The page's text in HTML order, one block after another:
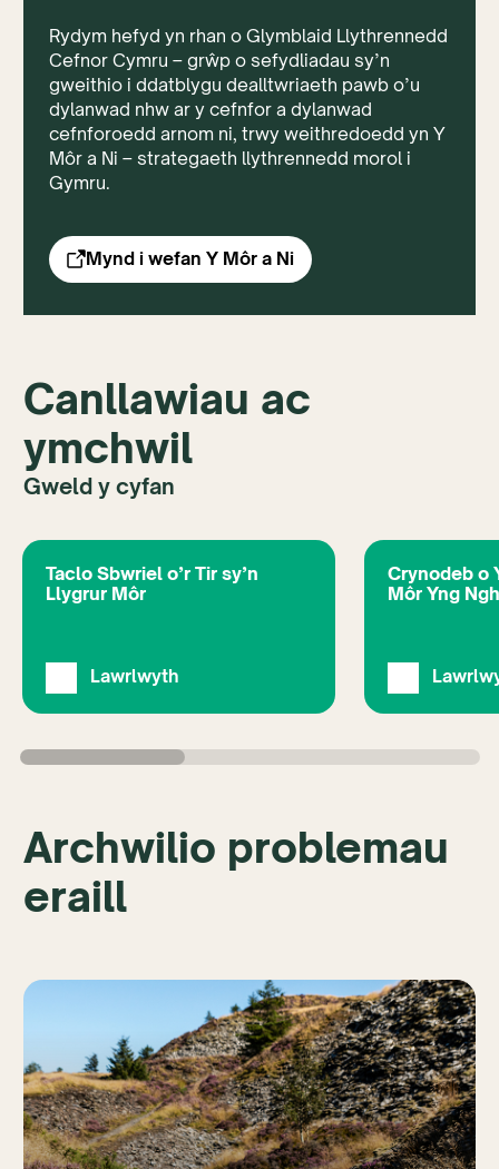
Rydym hefyd yn rhan o Glymblaid Llythrennedd
Cefnor Cymru – grŵp o sefydliadau sy’n
gweithio i ddatblygu dealltwriaeth pawb o’u
dylanwad nhw ar y cefnfor a dylanwad
cefnforoedd arnom ni, trwy weithredoedd yn Y
Môr a Ni – strategaeth llythrennedd morol i
Gymru.
Mynd i wefan Y Môr a Ni
Canllawiau ac
ymchwil
Gweld y cyfan
Taclo Sbwriel o’r Tir sy’n
Llygrur Môr
Lawrlwyth
Crynodeb o
Môr Yng
Archwilio problemau
eraill